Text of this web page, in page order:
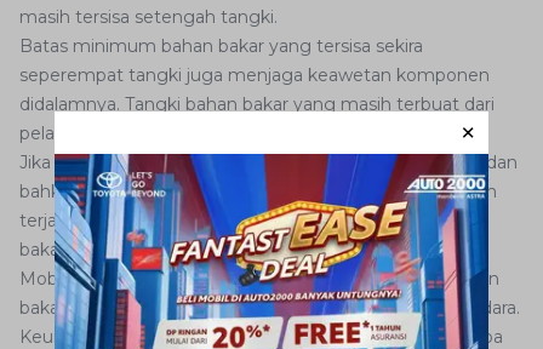
masih tersisa setengah tangki.
Batas minimum bahan bakar yang tersisa sekira
seperempat tangki juga menjaga keawetan komponen
didalamnya. Tangki bahan bakar yang masih terbuat dari
pelat besi tergolong rentan terhadap karat.
Jika kerap kali dibiarkan terisi hanya seperempat tangki dan
bahkan kurang dari itu, dalam waktu lama menyebabkan
terjadinya korosi di bagian yang jarang terendam bahan
bakar.
Mobil yang jarang digunakan sebaiknya telah terisi bahan
bakar penuh di tangkinya untuk meminimalisir ruang udara.
Keuntungan lainnya, Anda tidak perlu cemas bila tiba-tiba